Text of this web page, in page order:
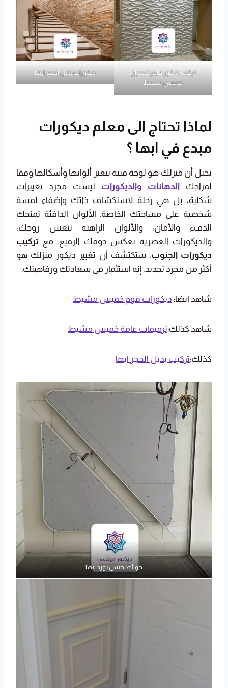
تركيب ديكور فايبر للجدران
خميس مشيط
ديكورات بديل الحجر ابها
لماذا تحتاج الى معلم ديكورات
مبدع في ابها ؟
تخيل أن منزلك هو لوحة فنية تتغير ألوانها وأشكالها وفقا
لمزاجك
الدهانات والديكورات
ليست مجرد تغييرات
شكلية، بل هي رحلة لاستكشاف ذاتك وإضفاء لمسة
شخصية على مساحتك الخاصة. الألوان الدافئة تمنحك
الدفء والأمان، والألوان الزاهية تنعش روحك،
والديكورات العصرية تعكس ذوقك الرفيع. مع تركيب
ديكورات الجنوب، ستكتشف أن تغيير ديكور منزلك هو
أكثر من مجرد تجديد، إنه استثمار في سعادتك ورفاهيتك.
شاهد ايضا: ديكورات فوم خميس مشيط
شاهد كذلك:ترميمات عامة خميس مشيط
كذلك:تركيب بديل الحجر ابها
حوائط جبس بورد ابها